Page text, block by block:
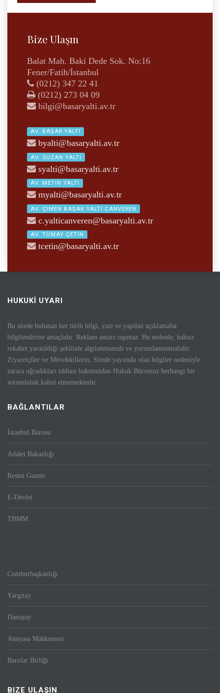
Bize Ulaşın
Balat Mah. Baki Dede Sok. No:16
Fener/Fatih/İstanbul
(0212) 347 22 41
(0212) 273 04 09
bilgi@basaryalti.av.tr
AV. BAŞAR YALTI
byalti@basaryalti.av.tr
AV. SUZAN YALTI
syalti@basaryalti.av.tr
AV. METIN YALTI
myalti@basaryalti.av.tr
AV. ÇIMEN BAŞAK YALTI CANVEREN
c.yalticanveren@basaryalti.av.tr
AV. TÜMAY ÇETİN
tcetin@basaryalti.av.tr
HUKUKİ UYARI
Bu sitede bulunan her türlü bilgi, yazı ve yapılan açıklamalar
bilgilendirme amaçlıdır. Reklam amacı taşımaz. Bu nedenle, haksız
rekabet yaratıldığı şeklinde algılanmamalı ve yorumlanmamalıdır.
Ziyaretçiler ve Müvekkillerin, Sitede yayımda olan bilgiler nedeniyle
zarara uğradıkları iddiası bakımından Hukuk Büromuz herhangi bir
sorumluluk kabul etmemektedir.
BAĞLANTILAR
İstanbul Barosu
Adalet Bakanlığı
Resmi Gazete
E-Devlet
TBMM
Cumhurbaşkanlığı
Yargıtay
Danıştay
Anayasa Mahkemesi
Barolar Birliği
BIZE ULAŞIN